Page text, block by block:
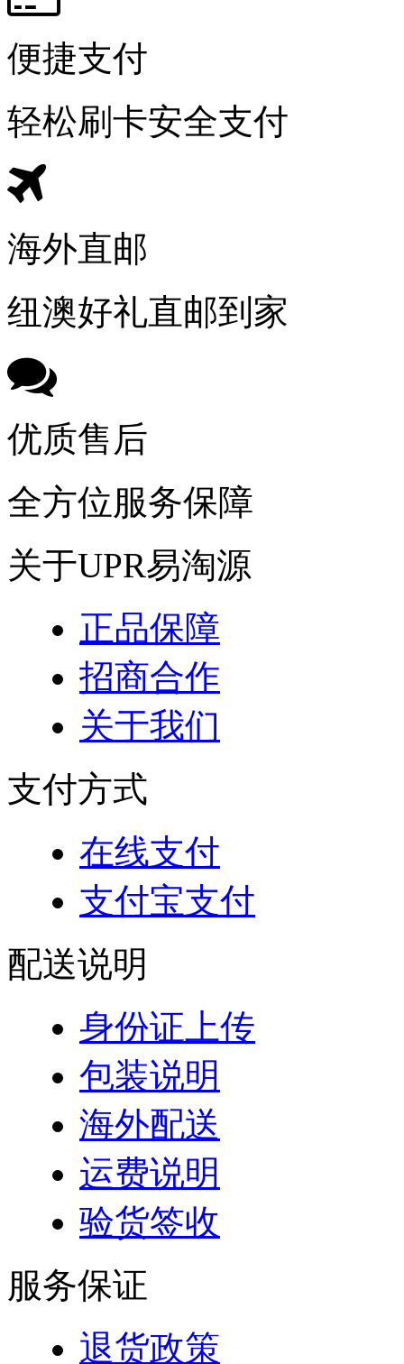
便捷支付
轻松刷卡安全支付
海外直邮
纽澳好礼直邮到家
优质售后
全方位服务保障
关于UPR易淘源
正品保障
招商合作
关于我们
支付方式
在线支付
支付宝支付
配送说明
身份证上传
包装说明
海外配送
运费说明
验货签收
服务保证
退货政策